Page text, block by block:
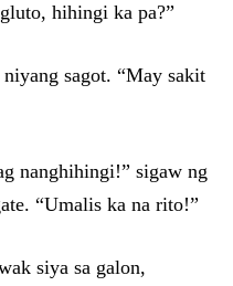
hihingi ka pa?”
sagot. “May sakit
nanghihingi!” sigaw ng
“Umalis ka na rito!”
siya sa galon,